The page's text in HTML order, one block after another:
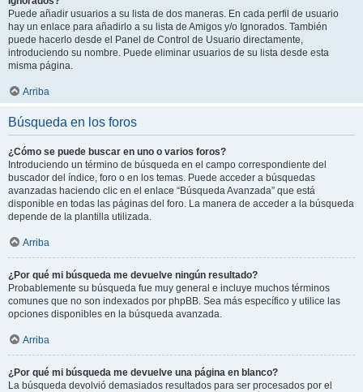
Puede añadir usuarios a su lista de dos maneras. En cada perfil de usuario
hay un enlace para añadirlo a su lista de Amigos y/o Ignorados. También
puede hacerlo desde el Panel de Control de Usuario directamente,
introduciendo su nombre. Puede eliminar usuarios de su lista desde esta
misma página.
Arriba
Búsqueda en los foros
¿Cómo se puede buscar en uno o varios foros?
Introduciendo un término de búsqueda en el campo correspondiente del
buscador del índice, foro o en los temas. Puede acceder a búsquedas
avanzadas haciendo clic en el enlace “Búsqueda Avanzada” que está
disponible en todas las páginas del foro. La manera de acceder a la búsqueda
depende de la plantilla utilizada.
Arriba
¿Por qué mi búsqueda me devuelve ningún resultado?
Probablemente su búsqueda fue muy general e incluye muchos términos
comunes que no son indexados por phpBB. Sea más específico y utilice las
opciones disponibles en la búsqueda avanzada.
Arriba
¿Por qué mi búsqueda me devuelve una página en blanco?
La búsqueda devolvió demasiados resultados para ser procesados por el